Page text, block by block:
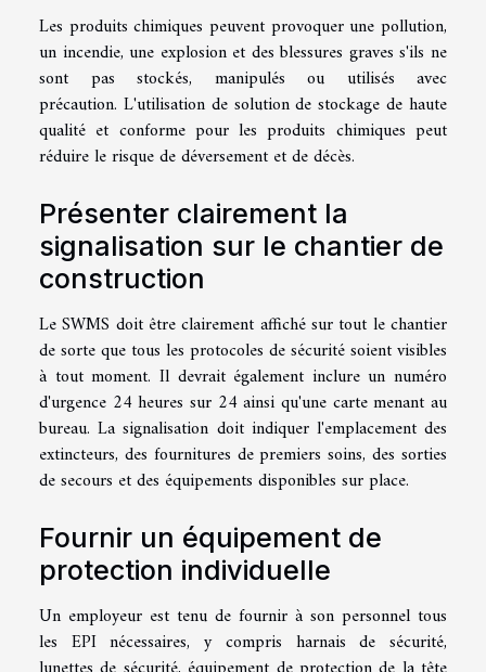
Les produits chimiques peuvent provoquer une pollution,
un incendie, une explosion et des blessures graves s'ils ne
sont pas stockés, manipulés ou utilisés avec
précaution. L'utilisation de solution de stockage de haute
qualité et conforme pour les produits chimiques peut
réduire le risque de déversement et de décès.
Présenter clairement la
signalisation sur le chantier de
construction
Le SWMS doit être clairement affiché sur tout le chantier
de sorte que tous les protocoles de sécurité soient visibles
à tout moment. Il devrait également inclure un numéro
d'urgence 24 heures sur 24 ainsi qu'une carte menant au
bureau. La signalisation doit indiquer l'emplacement des
extincteurs, des fournitures de premiers soins, des sorties
de secours et des équipements disponibles sur place.
Fournir un équipement de
protection individuelle
Un employeur est tenu de fournir à son personnel tous
les EPI nécessaires, y compris harnais de sécurité,